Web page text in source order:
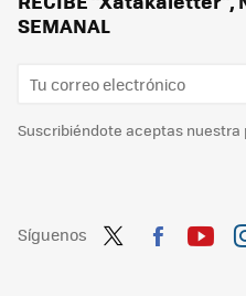
SEMANAL
Suscribiéndote aceptas nuestra
Síguenos